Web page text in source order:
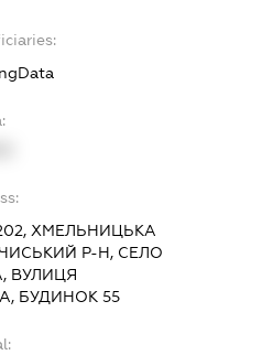
ХМЕЛЬНИЦЬКА
Р-Н, СЕЛО
ВУЛИЦЯ
БУДИНОК 55